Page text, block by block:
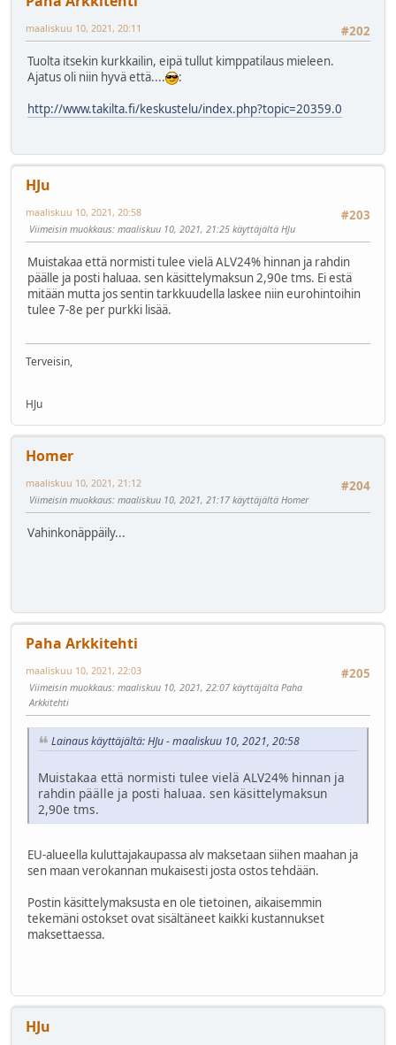
#202
maaliskuu 10, 2021, 20:11
Tuolta itsekin kurkkailin, eipä tullut kimppatilaus mieleen.
Ajatus oli niin hyvä että....
:
http://www.takilta.fi/keskustelu/index.php?topic=20359.0
HJu
#203
maaliskuu 10, 2021, 20:58
Viimeisin muokkaus: maaliskuu 10, 2021, 21:25 käyttäjältä HJu
Muistakaa että normisti tulee vielä ALV24% hinnan ja rahdin
päälle ja posti haluaa. sen käsittelymaksun 2,90e tms. Ei estä
mitään mutta jos sentin tarkkuudella laskee niin eurohintoihin
tulee 7-8e per purkki lisää.
Terveisin,
HJu
Homer
#204
maaliskuu 10, 2021, 21:12
Viimeisin muokkaus: maaliskuu 10, 2021, 21:17 käyttäjältä Homer
Vahinkonäppäily...
Paha Arkkitehti
#205
maaliskuu 10, 2021, 22:03
Viimeisin muokkaus: maaliskuu 10, 2021, 22:07 käyttäjältä Paha
Arkkitehti
Lainaus käyttäjältä: HJu - maaliskuu 10, 2021, 20:58
Muistakaa että normisti tulee vielä ALV24% hinnan ja
rahdin päälle ja posti haluaa. sen käsittelymaksun
2,90e tms.
EU-alueella kuluttajakaupassa alv maksetaan siihen maahan ja
sen maan verokannan mukaisesti josta ostos tehdään.
Postin käsittelymaksusta en ole tietoinen, aikaisemmin
tekemäni ostokset ovat sisältäneet kaikki kustannukset
maksettaessa.
HJu